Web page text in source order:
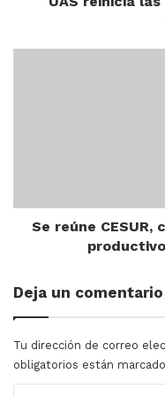
del
Se reúne
Deja un comentario
Tu dirección de correo
obligatorios están